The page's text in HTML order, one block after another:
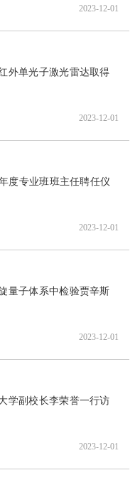
2023-12-01
2023-12-01
2023-12-01
2023-12-01
2023-12-01